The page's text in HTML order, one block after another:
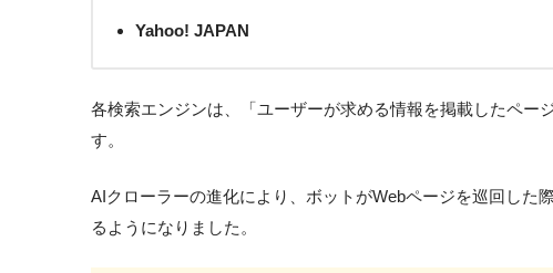
Yahoo! JAPAN
各検索エンジンは、「ユーザーが求める情報を掲載したペー
す。
AIクローラーの進化により、ボットがWebページを巡回した
るようになりました。